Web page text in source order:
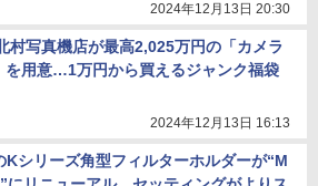
2024年12月13日 20:30
村写真機店が最高2,025万円の「カメラ
を用意…1万円から買えるジャンク福袋
2024年12月13日 16:13
Kシリーズ角型フィルターホルダーが“M